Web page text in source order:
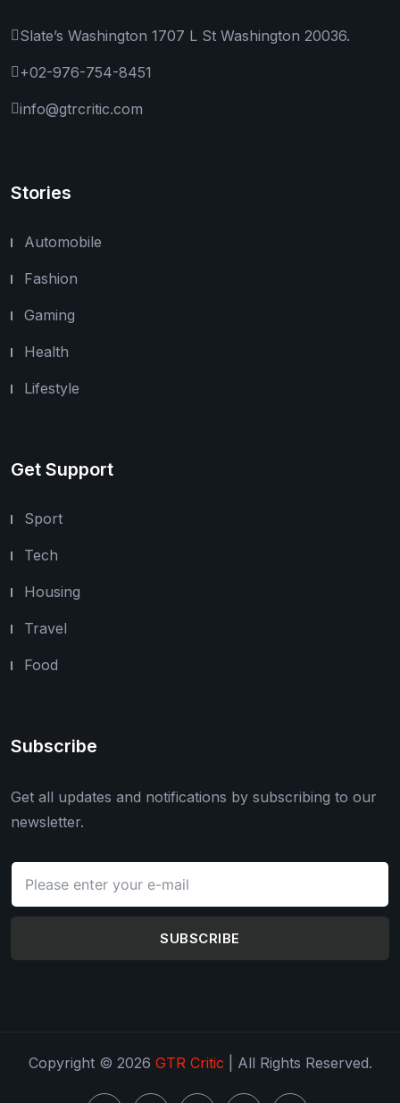
Slate’s Washington 1707 L St Washington 20036.
+02-976-754-8451
info@gtrcritic.com
Stories
Automobile
Fashion
Gaming
Health
Lifestyle
Get Support
Sport
Tech
Housing
Travel
Food
Subscribe
Get all updates and notifications by subscribing to our
newsletter.
SUBSCRIBE
Copyright © 2026 GTR Critic | All Rights Reserved.